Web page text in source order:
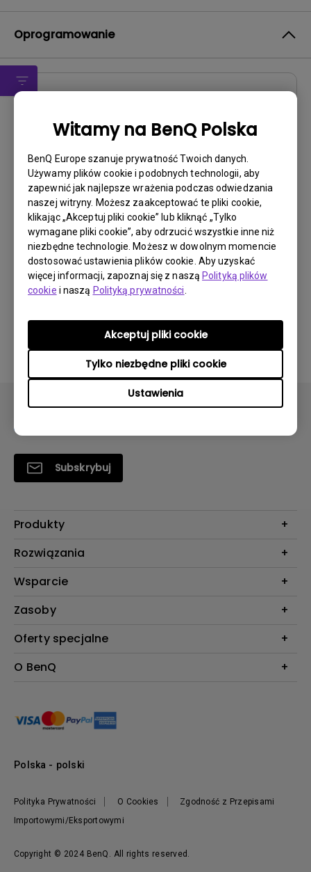
Witamy na BenQ Polska
BenQ Europe szanuje prywatność Twoich danych.
Używamy plików cookie i podobnych technologii, aby
zapewnić jak najlepsze wrażenia podczas odwiedzania
naszej witryny. Możesz zaakceptować te pliki cookie,
klikając „Akceptuj pliki cookie” lub kliknąć „Tylko
wymagane pliki cookie”, aby odrzucić wszystkie inne niż
niezbędne technologie. Możesz w dowolnym momencie
dostosować ustawienia plików cookie. Aby uzyskać
więcej informacji, zapoznaj się z naszą Polityką plików
cookie i naszą Polityką prywatności
Ustawienia
Tylko niezbędne pliki cookie
Akceptuj pliki cookie
Oprogramowanie
drivers
OS: Win2000|Win98|WinXP
OS Version:
Wersja:Rev0
Aktualizuj:2007/01/23
Rozmiar pliku:
88.71 KB
Do pobrania
Korzystając z dowolnego z powyższych programów,
wyrażasz zgodę na warunki naszej
użytkownika końcowego.
Subskrybuj
Produkty
Projektory
Oświetlenie
Rozwiązania
Biznes i Edukacja
Wsparcie
Kontakt
FAQ BenQ Shop
Zwroty BenQ Shop
Zasoby
Kalkulator projekcji BenQ
Oferty specjalne
Pantone Connect Premium
O BenQ
Informacje o firmie
Zrównoważony rozwój
Copyright © 2024 BenQ. All rights reserved.
Polityka Prywatności O Cookies
Zgodność z Przepisami
Importowymi/Eksportowymi
Polska - polski